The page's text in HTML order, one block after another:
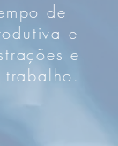
de
e
e
trabalho.